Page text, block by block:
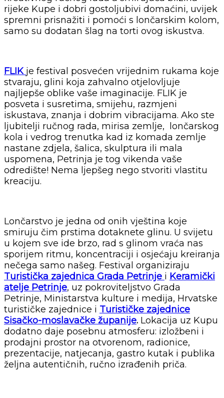
rijeke Kupe i dobri gostoljubivi domaćini, uvijek
spremni prisnažiti i pomoći s lončarskim kolom,
samo su dodatan šlag na torti ovog iskustva.
FLIK je festival posvećen vrijednim rukama koje
stvaraju, glini koja zahvalno otjelovljuje
najljepše oblike vaše imaginacije. FLIK je
posveta i susretima, smijehu, razmjeni
iskustava, znanja i dobrim vibracijama. Ako ste
ljubitelji ručnog rada, mirisa zemlje, lončarskog
kola i vedrog trenutka kad iz komada zemlje
nastane zdjela, šalica, skulptura ili mala
uspomena, Petrinja je tog vikenda vaše
odredište! Nema ljepšeg nego stvoriti vlastitu
kreaciju.
Lončarstvo je jedna od onih vještina koje
smiruju čim prstima dotaknete glinu. U svijetu
u kojem sve ide brzo, rad s glinom vraća nas
sporijem ritmu, koncentraciji i osjećaju kreiranja
nečega samo našeg. Festival organiziraju
Turistička zajednica Grada Petrinje i Keramički
atelje Petrinje, uz pokroviteljstvo Grada
Petrinje, Ministarstva kulture i medija, Hrvatske
turističke zajednice i Turističke zajednice
Sisačko-moslavačke županije. Lokacija uz Kupu
dodatno daje posebnu atmosferu: izložbeni i
prodajni prostor na otvorenom, radionice,
prezentacije, natjecanja, gastro kutak i publika
željna autentičnih, ručno izrađenih priča.